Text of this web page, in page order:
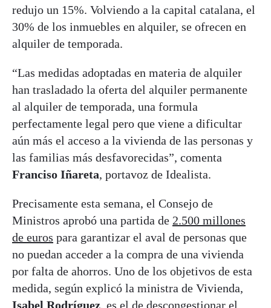
redujo un 15%. Volviendo a la capital catalana, el
30% de los inmuebles en alquiler, se ofrecen en
alquiler de temporada.
“Las medidas adoptadas en materia de alquiler
han trasladado la oferta del alquiler permanente
al alquiler de temporada, una formula
perfectamente legal pero que viene a dificultar
aún más el acceso a la vivienda de las personas y
las familias más desfavorecidas”, comenta
Franciso Iñareta, portavoz de Idealista.
Precisamente esta semana, el Consejo de
Ministros aprobó una partida de 2.500 millones
de euros para garantizar el aval de personas que
no puedan acceder a la compra de una vivienda
por falta de ahorros. Uno de los objetivos de esta
medida, según explicó la ministra de Vivienda,
Isabel Rodríguez, es el de descongestionar el